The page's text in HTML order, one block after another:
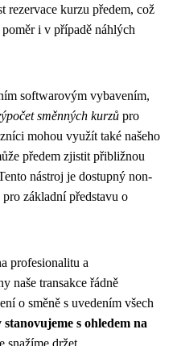
rezervace kurzu předem, což
i v případě náhlých
softwarovým vybavením,
směnných kurzů pro
mohou využít také našeho
předem zjistit přibližnou
nástroj je dostupný non-
základní představu o
profesionalitu a
naše transakce řádně
o směně s uvedením všech
s ohledem na
snažíme držet